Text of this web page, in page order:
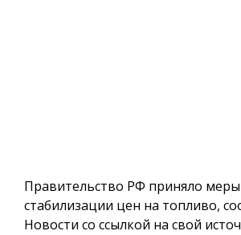
Правительство РФ приняло меры
стабилизации цен на топливо,
Новости со ссылкой на свой